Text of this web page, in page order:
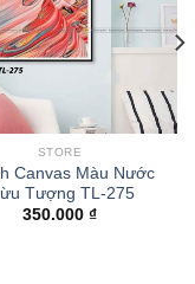
STORE
Canvas Màu Nước
Tượng TL-275
350.000 ₫